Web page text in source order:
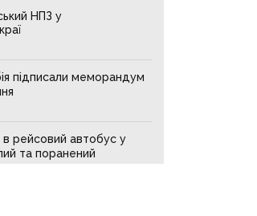
НПЗ у
підписали меморандум
в рейсовий автобус у
та поранений